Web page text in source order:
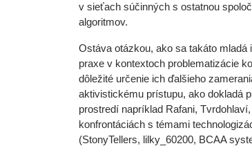
v sieťach súčinných s ostatnou
algoritmov.
Ostáva otázkou, ako sa takáto
praxe v kontextoch problematizácie
dôležité určenie ich ďalšieho
aktivistickému prístupu, ako dokladá
prostredí napríklad Rafani,
konfrontáciách s témami
(StonyTellers, lilky_60200, BCAA